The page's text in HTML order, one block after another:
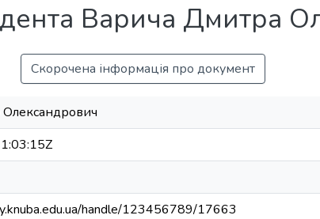
Варича Дмитра
Скорочена інформація про документ
handle/123456789/17663